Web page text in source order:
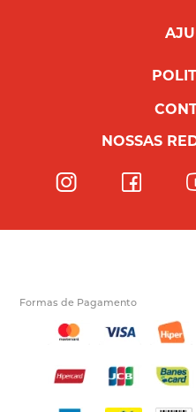
NOSSAS
Formas de Pagamento